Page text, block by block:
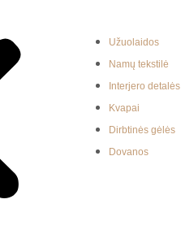
Užuolaidos
Namų tekstilė
Interjero detalės
Kvapai
Dirbtinės gėlės
Dovanos